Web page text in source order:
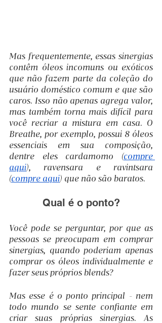
Mas frequentemente, essas sinergias
contêm óleos incomuns ou exóticos
que não fazem parte da coleção do
usuário doméstico comum e que são
caros. Isso não apenas agrega valor,
mas também torna mais difícil para
você recriar a mistura em casa. O
Breathe, por exemplo, possui 8 óleos
essenciais em sua composição,
dentre eles cardamomo (compre
aqui), ravensara e ravintsara
(compre aqui) que não são baratos.
Qual é o ponto?
Você pode se perguntar, por que as
pessoas se preocupam em comprar
sinergias, quando poderiam apenas
comprar os óleos individualmente e
fazer seus próprios blends?
Mas esse é o ponto principal - nem
todo mundo se sente confiante em
criar suas próprias sinergias. As